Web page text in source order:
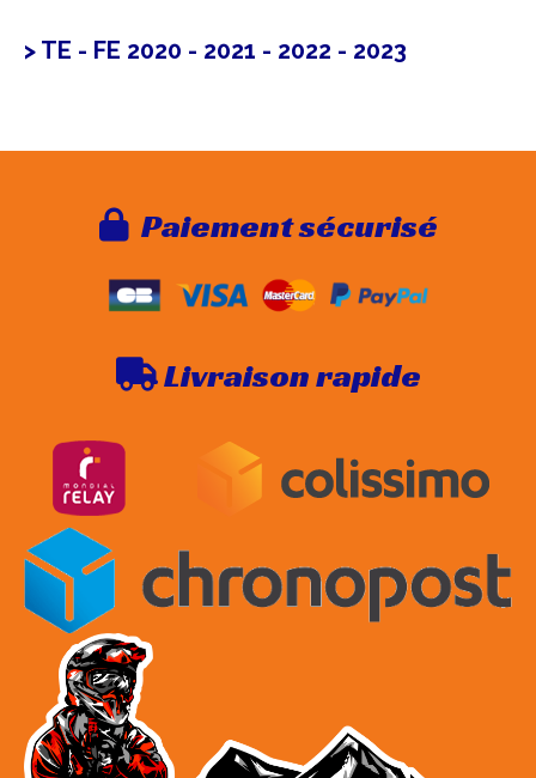
> TE - FE 2020 - 2021 - 2022 - 2023
Paiement sécurisé
Livraison rapide